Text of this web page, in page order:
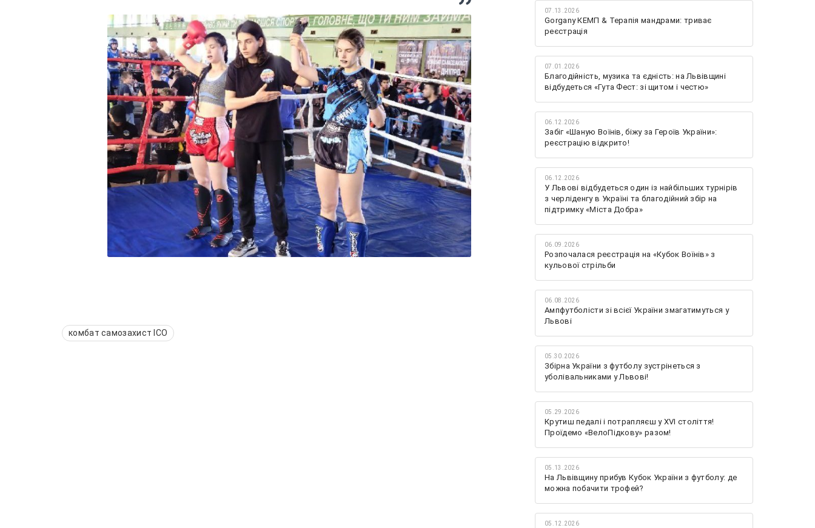
комбат самозахист ІСО
07.13.2026
Gorgany КЕМП & Терапія мандрами: триває
реєстрація
07.01.2026
Благодійність, музика та єдність: на Львівщині
відбудеться «Гута Фест: зі щитом і честю»
06.12.2026
Забіг «Шаную Воїнів, біжу за Героїв України»:
реєстрацію відкрито!
06.12.2026
У Львові відбудеться один із найбільших турнірів
з черліденгу в Україні та благодійний збір на
підтримку «Міста Добра»
06.09.2026
Розпочалася реєстрація на «Кубок Воїнів» з
кульової стрільби
06.08.2026
Ампфутболісти зі всієї України змагатимуться у
Львові
05.30.2026
Збірна України з футболу зустрінеться з
уболівальниками у Львові!
05.29.2026
Крутиш педалі і потрапляєш у XVI століття!
Проїдемо «ВелоПідкову» разом!
05.13.2026
На Львівщину прибув Кубок України з футболу: де
можна побачити трофей?
05.12.2026